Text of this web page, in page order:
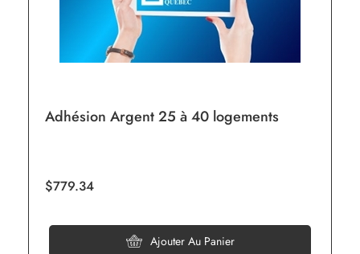
Adhésion Argent 25 à 40 logements
$779.34
Ajouter Au Panier